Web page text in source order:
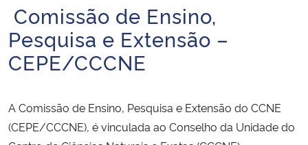
Ministério da Infraestrutura
Ministério da Agricultura, Pecuária e Abastecimento
Ministério da Cidadania
Início do conteúdo
Comissão de Ensino,
Pesquisa e Extensão –
CEPE/CCCNE
A Comissão de Ensino, Pesquisa e Extensão do CCNE
(CEPE/CCCNE), é vinculada ao Conselho da Unidade do